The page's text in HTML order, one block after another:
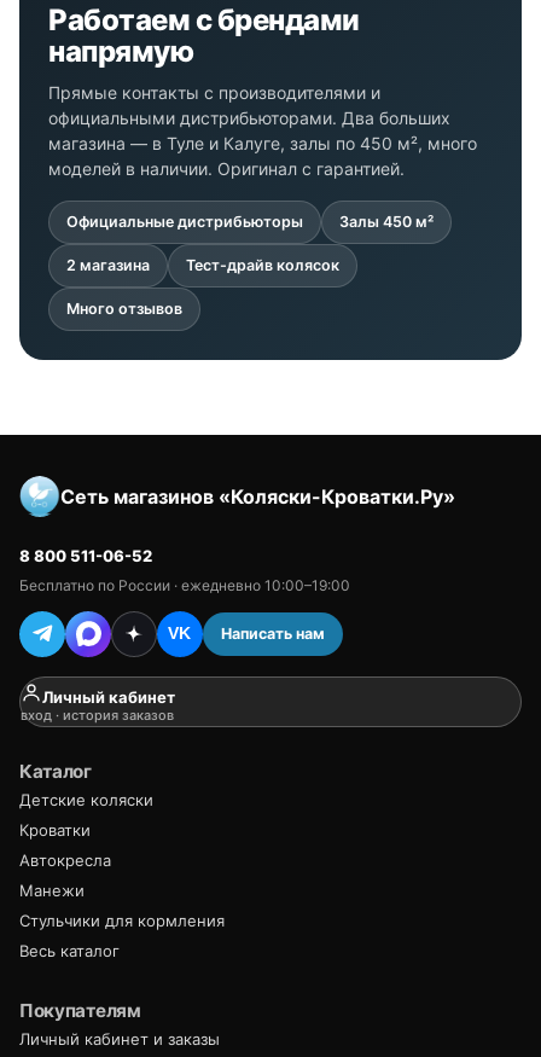
Работаем с брендами
напрямую
Прямые контакты с производителями и
официальными дистрибьюторами. Два больших
магазина — в Туле и Калуге, залы по 450 м², много
моделей в наличии. Оригинал с гарантией.
Официальные дистрибьюторы Залы 450 м²
2 магазина Тест-драйв колясок
Много отзывов
Сеть магазинов «Коляски-Кроватки.Ру»
8 800 511-06-52
Бесплатно по России · ежедневно 10:00–19:00
VK Написать нам
Личный кабинет
вход · история заказов
Каталог
Детские коляски
Кроватки
Автокресла
Манежи
Стульчики для кормления
Весь каталог
Покупателям
Личный кабинет и заказы